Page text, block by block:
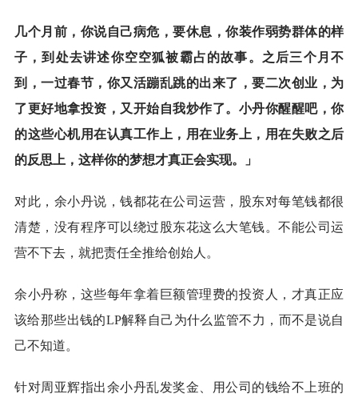
几个月前，你说自己病危，要休息，你装作弱势群体的样
子，到处去讲述你空空狐被霸占的故事。之后三个月不
到，一过春节，你又活蹦乱跳的出来了，要二次创业，为
了更好地拿投资，又开始自我炒作了。小丹你醒醒吧，你
的这些心机用在认真工作上，用在业务上，用在失败之后
的反思上，这样你的梦想才真正会实现。
」
对此，余小丹说，钱都花在公司运营，股东对每笔钱都很
清楚，没有程序可以绕过股东花这么大笔钱。不能公司运
营不下去，就把责任全推给创始人。
余小丹称，这些每年拿着巨额管理费的投资人，才真正应
该给那些出钱的LP解释自己为什么监管不力，而不是说自
己不知道。
针对周亚辉指出余小丹乱发奖金、用公司的钱给不上班的